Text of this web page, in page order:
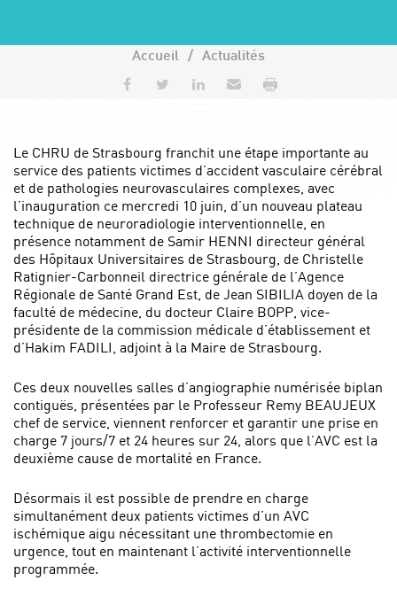
Accueil Actualités
Partager sur Facebook
Partager sur Twitter
Partager sur LinkedIn
Envoyer par e-mail
Le CHRU de Strasbourg franchit une étape importante au
service des patients victimes d’accident vasculaire cérébral
et de pathologies neurovasculaires complexes, avec
l’inauguration ce mercredi 10 juin, d’un nouveau plateau
technique de neuroradiologie interventionnelle, en
présence notamment de Samir HENNI directeur général
des Hôpitaux Universitaires de Strasbourg, de Christelle
Ratignier-Carbonneil directrice générale de l’Agence
Régionale de Santé Grand Est, de Jean SIBILIA doyen de la
faculté de médecine, du docteur Claire BOPP, vice-
présidente de la commission médicale d’établissement et
d’Hakim FADILI, adjoint à la Maire de Strasbourg.
Ces deux nouvelles salles d’angiographie numérisée biplan
contiguës, présentées par le Professeur Remy BEAUJEUX
chef de service, viennent renforcer et garantir une prise en
charge 7 jours/7 et 24 heures sur 24, alors que l’AVC est la
deuxième cause de mortalité en France.
Désormais il est possible de prendre en charge
simultanément deux patients victimes d’un AVC
ischémique aigu nécessitant une thrombectomie en
urgence, tout en maintenant l’activité interventionnelle
programmée.